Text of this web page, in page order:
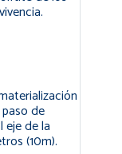
de
eje de la
(10m).